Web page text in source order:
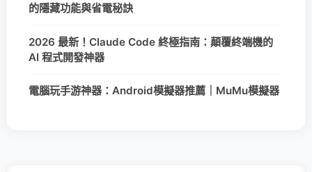
的隱藏功能與省電秘訣
2026 最新！Claude Code 終極指南：顛覆終端機的
AI 程式開發神器
電腦玩手游神器：Android模擬器推薦｜MuMu模擬器